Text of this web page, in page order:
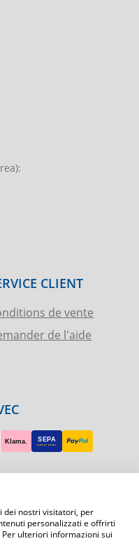
CLIENT
de vente
de l'aide
ET CARTE
dei nostri visitatori, per
personalizzati e offrirti
ulteriori informazioni sui